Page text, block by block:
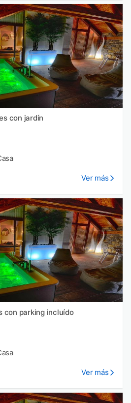
con jardín
Ver más
con parking incluído
Ver más